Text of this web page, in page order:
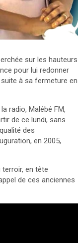
sur les hauteurs
pour lui redonner
à sa fermeture en
radio, Malébé FM,
de ce lundi, sans
des
en 2005,
en tête
de ces anciennes